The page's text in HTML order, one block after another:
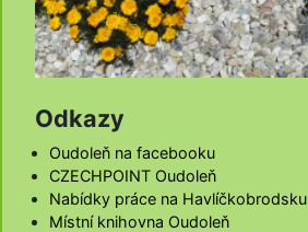
Odkazy
Oudoleň na facebooku
CZECHPOINT Oudoleň
Nabídky práce na Havlíčkobrodsku
Místní knihovna Oudoleň